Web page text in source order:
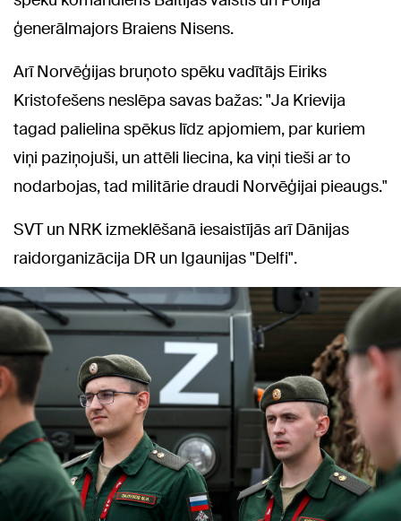
ģenerālmajors Braiens Nisens.
Arī Norvēģijas bruņoto spēku vadītājs Eiriks
Kristofešens neslēpa savas bažas: "Ja Krievija
tagad palielina spēkus līdz apjomiem, par kuriem
viņi paziņojuši, un attēli liecina, ka viņi tieši ar to
nodarbojas, tad militārie draudi Norvēģijai pieaugs."
SVT un NRK izmeklēšanā iesaistījās arī Dānijas
raidorganizācija DR un Igaunijas "Delfi".